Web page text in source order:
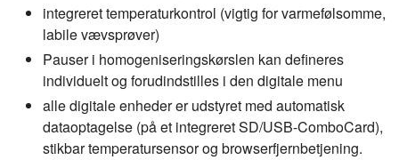
integreret temperaturkontrol (vigtig for varmefølsomme,
labile vævsprøver)
Pauser i homogeniseringskørslen kan defineres
individuelt og forudindstilles i den digitale menu
alle digitale enheder er udstyret med automatisk
dataoptagelse (på et integreret SD/USB-ComboCard),
stikbar temperatursensor og browserfjernbetjening.